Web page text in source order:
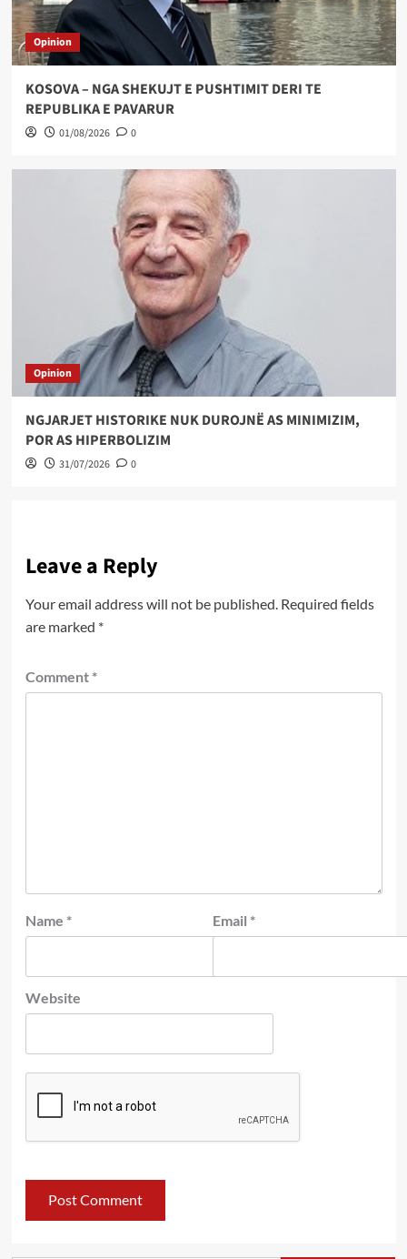
Opinion
KOSOVA – NGA SHEKUJT E PUSHTIMIT DERI TE
REPUBLIKA E PAVARUR
01/08/2026 0
Opinion
NGJARJET HISTORIKE NUK DUROJNË AS MINIMIZIM,
POR AS HIPERBOLIZIM
31/07/2026 0
Leave a Reply
Your email address will not be published. Required fields
are marked *
Comment *
Name * Email *
Website